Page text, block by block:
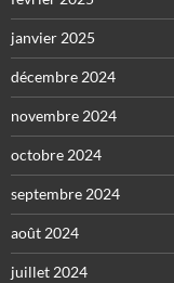
janvier 2025
décembre 2024
novembre 2024
octobre 2024
septembre 2024
août 2024
juillet 2024